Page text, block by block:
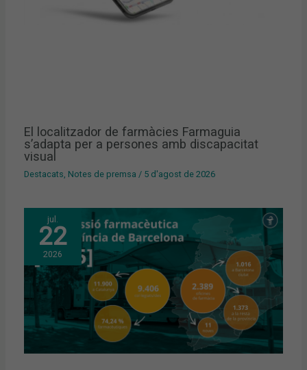
El localitzador de farmàcies Farmaguia
s’adapta per a persones amb discapacitat
visual
Destacats Notes de premsa / 5 d'agost de 2026
jul.
22
2026